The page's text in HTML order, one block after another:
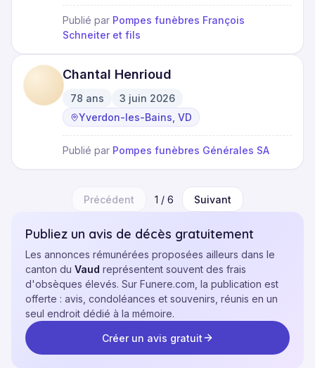
Publié par Pompes funèbres François
Schneiter et fils
Chantal Henrioud
78 ans
·
3 juin 2026
· Yverdon-les-Bains, VD
Publié par Pompes funèbres Générales SA
Précédent 1 / 6 Suivant
Publiez un avis de décès gratuitement
Les annonces rémunérées proposées ailleurs dans le
canton du Vaud représentent souvent des frais
d'obsèques élevés. Sur Funere.com, la publication est
offerte : avis, condoléances et souvenirs, réunis en un
seul endroit dédié à la mémoire.
Créer un avis gratuit